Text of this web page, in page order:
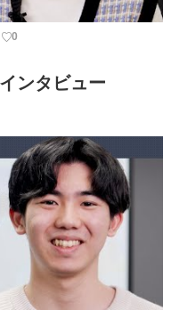
0
ンタビュー